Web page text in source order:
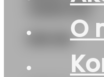
O
598 KM